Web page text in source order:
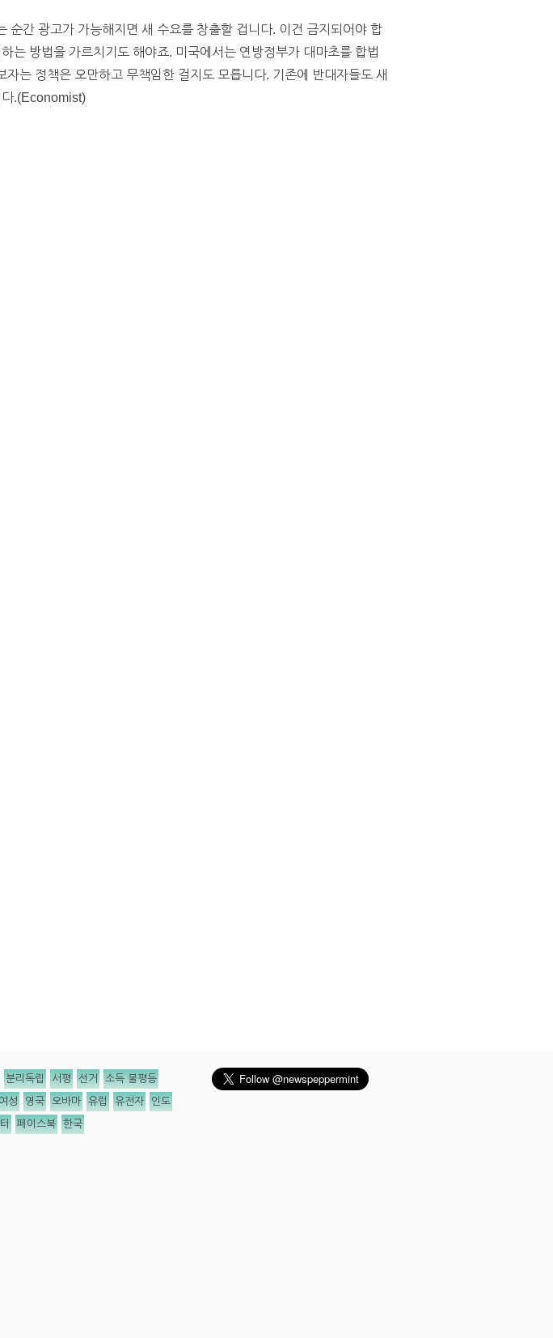
간 광고가 가능해지면 새 수요를 창출할 겁니다. 이건 금지되어야 합
는 방법을 가르치기도 해야죠. 미국에서는 연방정부가 대마초를 합법
는 정책은 오만하고 무책임한 걸지도 모릅니다. 기존에 반대자들도 새
다.(Economist)
분리독립 서평 선거 소득 불평등
성 영국 오바마 유럽 유전자 인도
페이스북 한국